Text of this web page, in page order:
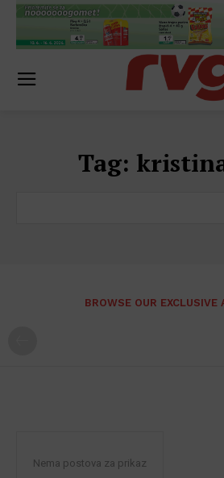
Tag:
BROWSE OUR EXCLUSIVE
Nema postova za prikaz